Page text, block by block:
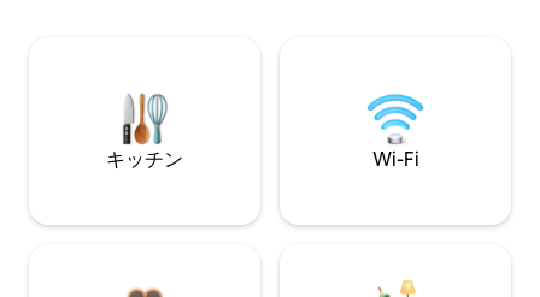
キッチン Wi-Fi